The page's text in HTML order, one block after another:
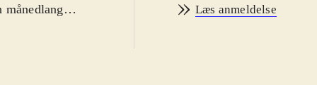
mørke hud
Læs anmeldelse